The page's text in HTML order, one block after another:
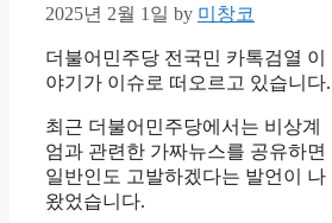
2025년 2월 1일 by 미창코
더불어민주당 전국민 카톡검열 이
야기가 이슈로 떠오르고 있습니다.
최근 더불어민주당에서는 비상계
엄과 관련한 가짜뉴스를 공유하면
일반인도 고발하겠다는 발언이 나
왔었습니다.